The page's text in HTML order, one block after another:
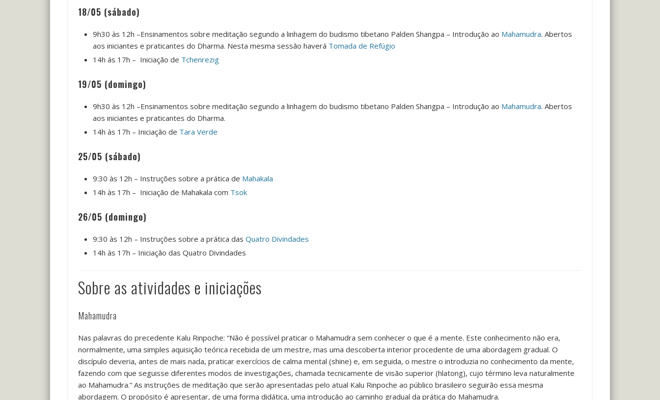
18/05 (sábado)
9h30 às 12h –Ensinamentos sobre meditação segundo a linhagem do budismo tibetano Palden Shangpa – Introdução ao Mahamudra. Abertos
aos iniciantes e praticantes do Dharma. Nesta mesma sessão haverá Tomada de Refúgio
14h ás 17h – Iniciação de Tchenrezig
19/05 (domingo)
9h30 às 12h –Ensinamentos sobre meditação segundo a linhagem do budismo tibetano Palden Shangpa – Introdução ao Mahamudra. Abertos
aos iniciantes e praticantes do Dharma.
14h às 17h – Iniciação de Tara Verde
25/05 (sábado)
9:30 às 12h – Instruções sobre a prática de Mahakala
14h às 17h – Iniciação de Mahakala com Tsok
26/05 (domingo)
9:30 às 12h – Instruções sobre a prática das Quatro Divindades
14h às 17h – Iniciação das Quatro Divindades
Sobre as atividades e iniciações
Mahamudra
Nas palavras do precedente Kalu Rinpoche: “Não é possível praticar o Mahamudra sem conhecer o que é a mente. Este conhecimento não era,
normalmente, uma simples aquisição teórica recebida de um mestre, mas uma descoberta interior procedente de uma abordagem gradual. O
discípulo deveria, antes de mais nada, praticar exercícios de calma mental (shine) e, em seguida, o mestre o introduzia no conhecimento da mente,
fazendo com que seguisse diferentes modos de investigações, chamada tecnicamente de visão superior (hlatong), cujo término leva naturalmente
ao Mahamudra.” As instruções de meditação que serão apresentadas pelo atual Kalu Rinpoche ao público brasileiro seguirão essa mesma
abordagem. O propósito é apresentar, de uma forma didática, uma introdução ao caminho gradual da prática do Mahamudra.